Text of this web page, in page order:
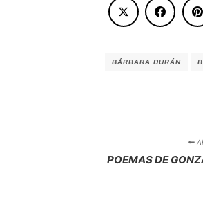
BÁRBARA DURÁN
POEMAS DE